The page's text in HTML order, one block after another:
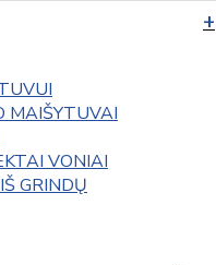
MAIŠYTUVAI
VONIAI
GRINDŲ